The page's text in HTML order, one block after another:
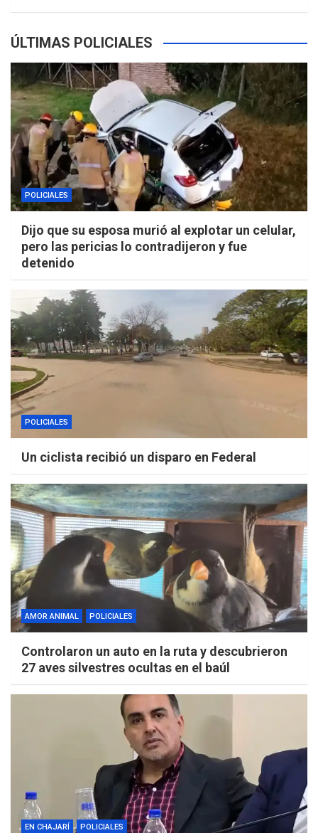
ÚLTIMAS POLICIALES
POLICIALES
Dijo que su esposa murió al explotar un celular,
pero las pericias lo contradijeron y fue
detenido
POLICIALES
Un ciclista recibió un disparo en Federal
AMOR ANIMAL POLICIALES
Controlaron un auto en la ruta y descubrieron
27 aves silvestres ocultas en el baúl
EN CHAJARÍ POLICIALES